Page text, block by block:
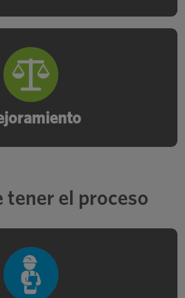
los mejores
para una
eficiente.
tener el proceso
para aumentar la
eficiencia y el ahorro de